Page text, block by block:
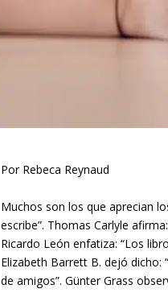
Por Rebeca Reynaud
Muchos son los que aprecian
escribe”. Thomas Carlyle
Ricardo León enfatiza: “Los
Elizabeth Barrett B. dejó
de amigos”. Günter Grass